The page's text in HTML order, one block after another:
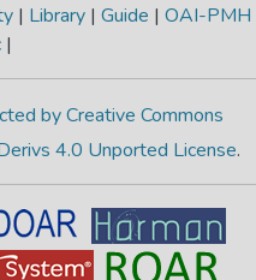
| Library | Guide | OAI-PMH
|
by Creative Commons
4.0 Unported License.